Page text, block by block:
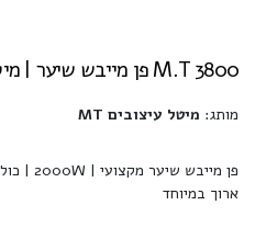
M.T 3800 פן מייבש שיער | מיטל עיצובים
מותג: מיטל עיצובים MT
ארוך במיוחד